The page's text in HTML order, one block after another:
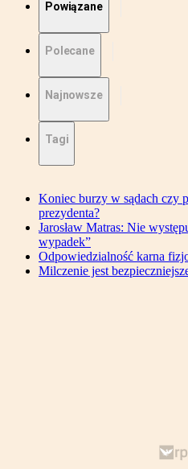
Powiązane
Polecane
Najnowsze
Tagi
Koniec burzy w sądach czy
prezydenta?
Jarosław Matras: Nie
wypadek”
Odpowiedzialność karna
Milczenie jest